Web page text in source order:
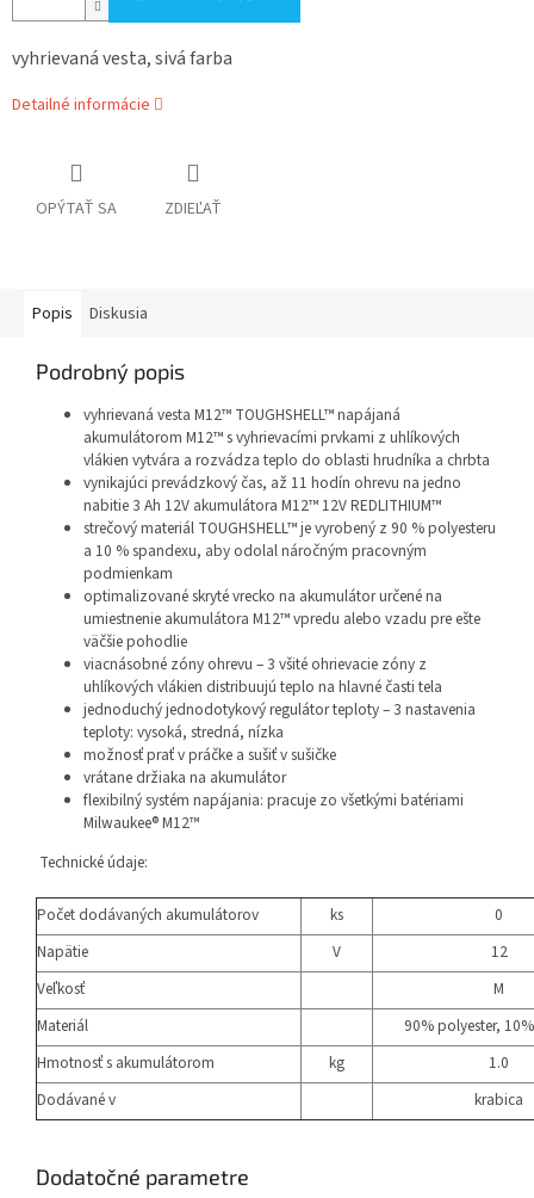
vyhrievaná vesta, sivá farba
Detailné informácie
OPÝTAŤ SA ZDIEĽAŤ
Popis Diskusia
Podrobný popis
vyhrievaná vesta M12™ TOUGHSHELL™ napájaná
akumulátorom M12™ s vyhrievacími prvkami z uhlíkových
vlákien vytvára a rozvádza teplo do oblasti hrudníka a chrbta
vynikajúci prevádzkový čas, až 11 hodín ohrevu na jedno
nabitie 3 Ah 12V akumulátora M12™ 12V REDLITHIUM™
strečový materiál TOUGHSHELL™ je vyrobený z 90 % polyesteru
a 10 % spandexu, aby odolal náročným pracovným
podmienkam
optimalizované skryté vrecko na akumulátor určené na
umiestnenie akumulátora M12™ vpredu alebo vzadu pre ešte
väčšie pohodlie
viacnásobné zóny ohrevu – 3 všité ohrievacie zóny z
uhlíkových vlákien distribuujú teplo na hlavné časti tela
jednoduchý jednodotykový regulátor teploty – 3 nastavenia
teploty: vysoká, stredná, nízka
možnosť prať v práčke a sušiť v sušičke
vrátane držiaka na akumulátor
flexibilný systém napájania: pracuje zo všetkými batériami
Milwaukee® M12™
Technické údaje:
Počet dodávaných akumulátorov ks
0
Napätie
V
12
Veľkosť
M
Materiál
90% polyester,
Hmotnosť s akumulátorom
kg
1.0
Dodávané v
krabica
Dodatočné parametre